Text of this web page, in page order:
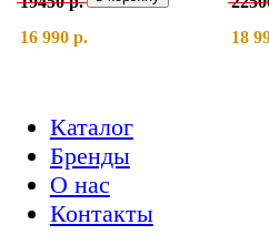
16 990 р.
18
Каталог
Бренды
О нас
Контакты